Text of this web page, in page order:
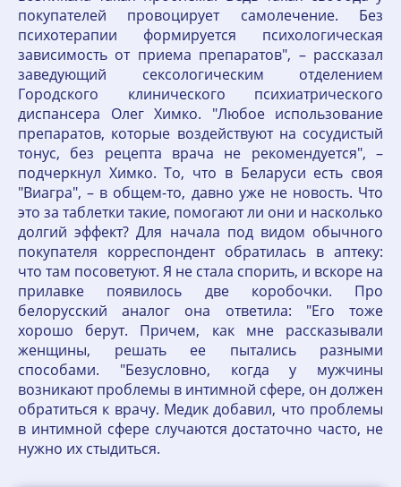
покупателей провоцирует самолечение. Без
психотерапии формируется психологическая
зависимость от приема препаратов", – рассказал
заведующий сексологическим отделением
Городского клинического психиатрического
диспансера Олег Химко. "Любое использование
препаратов, которые воздействуют на сосудистый
тонус, без рецепта врача не рекомендуется", –
подчеркнул Химко. То, что в Беларуси есть своя
"Виагра", – в общем-то, давно уже не новость. Что
это за таблетки такие, помогают ли они и насколько
долгий эффект? Для начала под видом обычного
покупателя корреспондент обратилась в аптеку:
что там посоветуют. Я не стала спорить, и вскоре на
прилавке появилось две коробочки. Про
белорусский аналог она ответила: "Его тоже
хорошо берут. Причем, как мне рассказывали
женщины, решать ее пытались разными
способами. "Безусловно, когда у мужчины
возникают проблемы в интимной сфере, он должен
обратиться к врачу. Медик добавил, что проблемы
в интимной сфере случаются достаточно часто, не
нужно их стыдиться.